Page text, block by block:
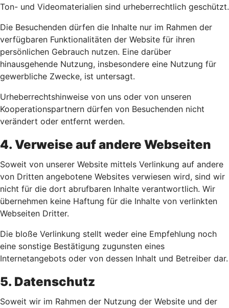
Ton- und Videomaterialien sind urheberrechtlich geschützt.
Die Besuchenden dürfen die Inhalte nur im Rahmen der
verfügbaren Funktionalitäten der Website für ihren
persönlichen Gebrauch nutzen. Eine darüber
hinausgehende Nutzung, insbesondere eine Nutzung für
gewerbliche Zwecke, ist untersagt.
Urheberrechtshinweise von uns oder von unseren
Kooperationspartnern dürfen von Besuchenden nicht
verändert oder entfernt werden.
4. Verweise auf andere Webseiten
Soweit von unserer Website mittels Verlinkung auf andere
von Dritten angebotene Websites verwiesen wird, sind wir
nicht für die dort abrufbaren Inhalte verantwortlich. Wir
übernehmen keine Haftung für die Inhalte von verlinkten
Webseiten Dritter.
Die bloße Verlinkung stellt weder eine Empfehlung noch
eine sonstige Bestätigung zugunsten eines
Internetangebots oder von dessen Inhalt und Betreiber dar.
5. Datenschutz
Soweit wir im Rahmen der Nutzung der Website und der